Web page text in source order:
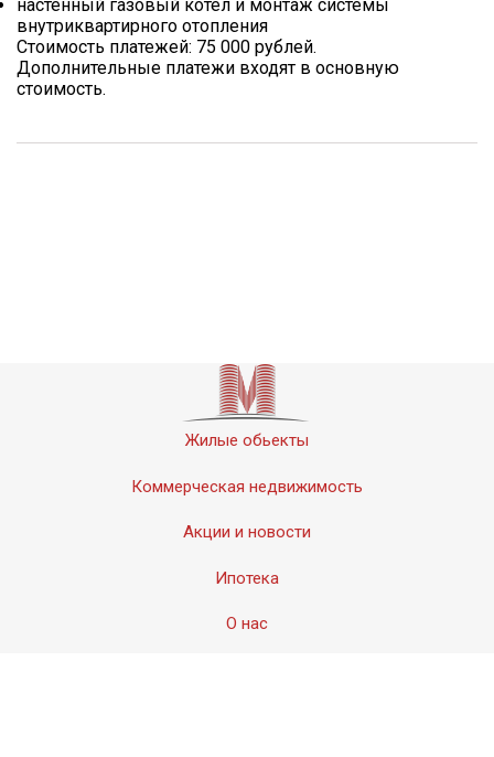
настенный газовый котел и монтаж системы
внутриквартирного отопления
Стоимость платежей: 75 000 рублей.
Дополнительные платежи входят в основную
стоимость.
Жилые обьекты
Коммерческая недвижимость
Акции и новости
Ипотека
О нас